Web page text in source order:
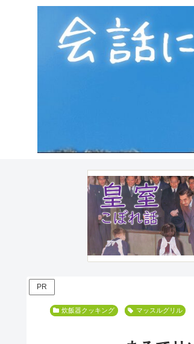
PR
ダイエット
炊飯器クッキング マグマ
マッスルグリル